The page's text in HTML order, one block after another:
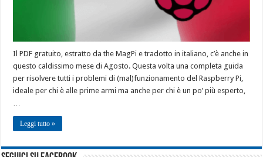
Il PDF gratuito, estratto da the MagPi e tradotto in italiano, c’è anche in
questo caldissimo mese di Agosto. Questa volta una completa guida
per risolvere tutti i problemi di (mal)funzionamento del Raspberry Pi,
ideale per chi è alle prime armi ma anche per chi è un po’ più esperto,
…
Leggi tutto »